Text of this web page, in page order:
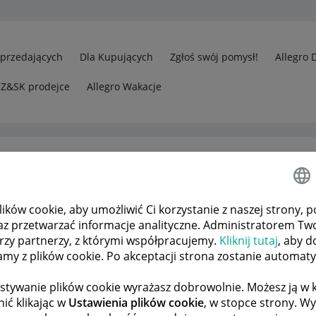
cookie, aby umożliwić Ci korzystanie z naszej strony,
przetwarzać informacje analityczne. Administratorem
partnerzy, z którymi współpracujemy. Kliknij tutaj, aby
z plików cookie. Po akceptacji strona zostanie
plików cookie wyrażasz dobrowolnie. Możesz ją w
klikając wUstawienia plików cookie, w stopce strony.
Dla Kupujących Zgłoś swój pomysł! Allegro
prodejce Allegro Wakacje
Odbiór w punkcie Poczta Polska
POPRZEDNIA NASTĘPNA